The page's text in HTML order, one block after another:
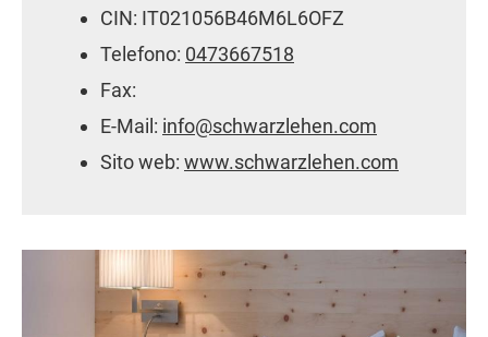
CIN: IT021056B46M6L6OFZ
Telefono: 0473667518
Fax:
E-Mail: info@schwarzlehen.com
Sito web: www.schwarzlehen.com